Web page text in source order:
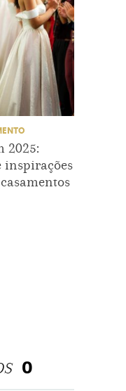
2025:
inspirações
0